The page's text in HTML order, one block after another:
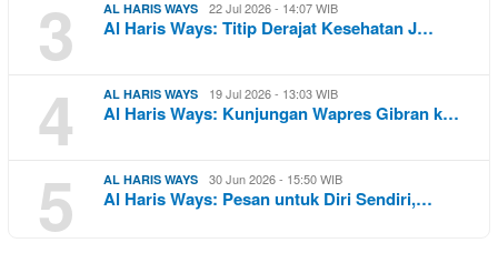
3 AL HARIS WAYS 22 Jul 2026 - 14:07 WIB
Al Haris Ways: Titip Derajat Kesehatan J…
4 AL HARIS WAYS 19 Jul 2026 - 13:03 WIB
Al Haris Ways: Kunjungan Wapres Gibran k…
5 AL HARIS WAYS 30 Jun 2026 - 15:50 WIB
Al Haris Ways: Pesan untuk Diri Sendiri,…